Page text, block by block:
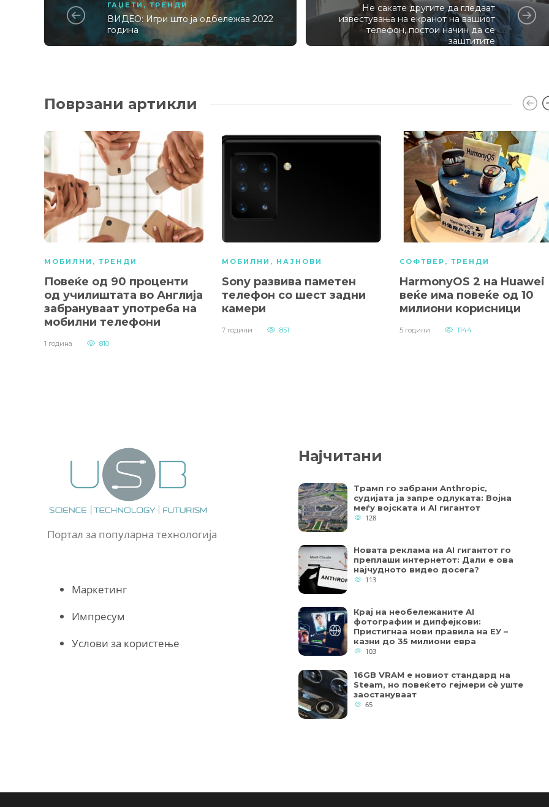
ГАЏЕТИ ,ТРЕНДИ
ВИДЕО: Игри што ја одбележаа 2022
година
Не сакате другите да гледаат
известувања на екранот на вашиот
телефон, постои начин да се
заштитите
Поврзани артикли
МОБИЛНИ , ТРЕНДИ
Повеќе од 90 проценти
од училиштата во Англија
забрануваат употреба на
мобилни телефони
1 година 810
МОБИЛНИ , НАЈНОВИ
Sony развива паметен
телефон со шест задни
камери
7 години 851
СОФТВЕР , ТРЕНДИ
HarmonyOS 2 на Huawei
веќе има повеќе од 10
милиони корисници
5 години 1144
Портал за популарна технологија
Маркетинг
Импресум
Услови за користење
Најчитани
Трамп го забрани Anthropic,
судијата ја запре одлуката: Војна
меѓу војската и AI гигантот
128
Новата реклама на AI гигантот го
преплаши интернетот: Дали е ова
најчудното видео досега?
113
Крај на необележаните AI
фотографии и дипфејкови:
Пристигнаа нови правила на ЕУ –
казни до 35 милиони евра
103
16GB VRAM е новиот стандард на
Steam, но повеќето гејмери ​​сè уште
заостануваат
65